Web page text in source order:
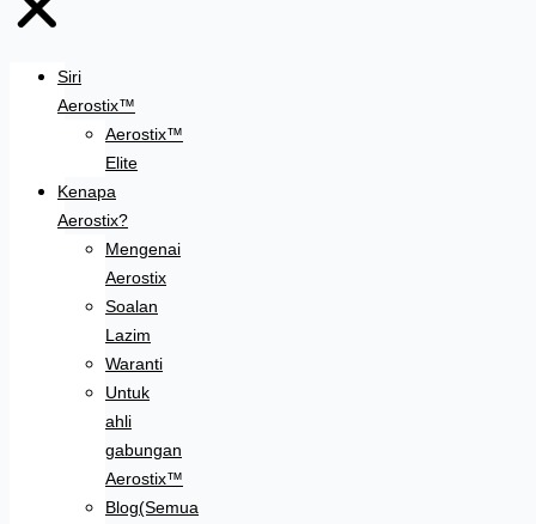
Siri
Aerostix™
Aerostix™
Elite
Kenapa
Aerostix?
Mengenai
Aerostix
Soalan
Lazim
Waranti
Untuk
ahli
gabungan
Aerostix™
Blog(Semua